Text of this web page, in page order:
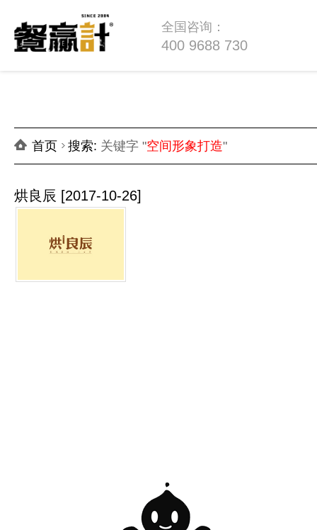
全国咨询：
400 9688 730
首页 搜索: 关键字 "空间形象打造"
烘良辰 [2017-10-26]